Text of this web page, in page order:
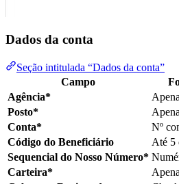
Dados da conta
Seção intitulada “Dados da conta”
Campo
Agência*
Posto*
Conta*
Nº
Código do Beneficiário
Até 5
Sequencial do Nosso Número*
Carteira*